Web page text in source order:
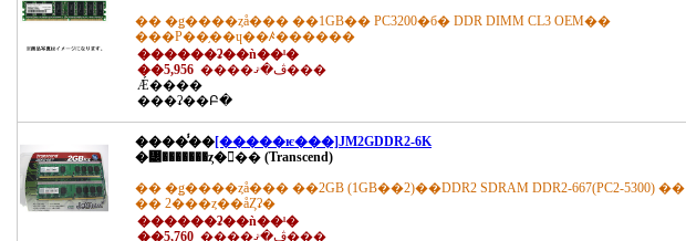
�� �ǥ����ȥå��� ��1GB�� PC3200�б� DDR DIMM CL3 OEM��
���Ρ��֥��ɥ��ꤴ������
������ʡ��ǹ��ˡ�
��5,956
����ڤ�ޤ���
Ǽ����
���ʡ��Բ�
����̾��[�����ѥ���]JM2GDDR2-6K
�᡼�������ȥ�󥻥�� (Transcend)
�� �ǥ����ȥå��� ��2GB (1GB��2)��DDR2 SDRAM DDR2-667(PC2-5300) ��
�� 2���ȥ��åȤʡ�
������ʡ��ǹ��ˡ�
��5,760
����ڤ�ޤ���